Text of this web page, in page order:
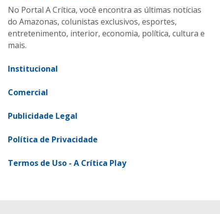
No Portal A Crítica, você encontra as últimas notícias
do Amazonas, colunistas exclusivos, esportes,
entretenimento, interior, economia, política, cultura e
mais.
Institucional
Comercial
Publicidade Legal
Política de Privacidade
Termos de Uso - A Crítica Play